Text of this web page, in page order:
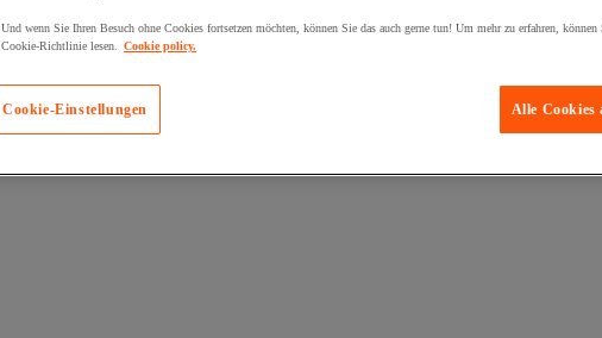
Und wenn Sie Ihren Besuch ohne Cookies fortsetzen möchten, können Sie das auch gerne tun! Um mehr zu erfahren, können
Cookie-Richtlinie lesen.
Cookie policy.
Alle Cookies
Cookie-Einstellungen